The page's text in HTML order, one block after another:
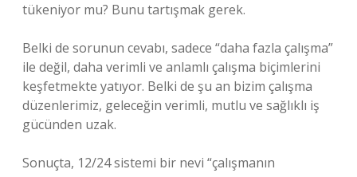
tükeniyor mu? Bunu tartışmak gerek.
Belki de sorunun cevabı, sadece “daha fazla çalışma”
ile değil, daha verimli ve anlamlı çalışma biçimlerini
keşfetmekte yatıyor. Belki de şu an bizim çalışma
düzenlerimiz, geleceğin verimli, mutlu ve sağlıklı iş
gücünden uzak.
Sonuçta, 12/24 sistemi bir nevi “çalışmanın